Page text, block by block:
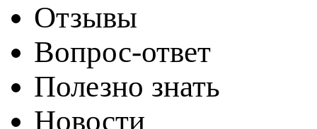
Отзывы
Вопрос-ответ
Полезно знать
Новости